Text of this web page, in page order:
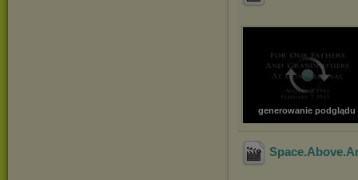
generowanie podglądu